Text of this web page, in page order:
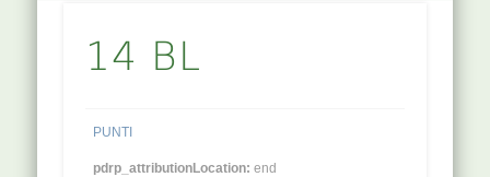
14 BL
PUNTI
pdrp_attributionLocation: end